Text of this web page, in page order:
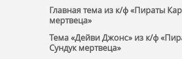
Главная тема из к/ф «Пираты
мертвеца»
Тема «Дейви Джонс» из к/ф
Сундук мертвеца»